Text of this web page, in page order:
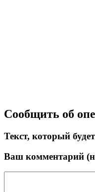
Сообщить об
Текст, который
Ваш комментарий